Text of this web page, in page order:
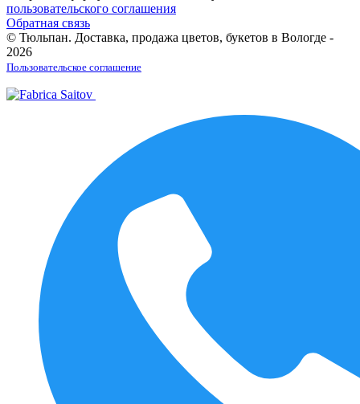
пользовательского соглашения
Обратная связь
© Тюльпан. Доставка, продажа цветов, букетов в Вологде -
2026
Пользовательское соглашение